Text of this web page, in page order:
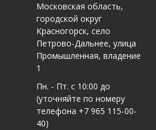
Московская область,
городской округ
Красногорск, село
Петрово-Дальнее, улица
Промышленная, владение
1
Пн. - Пт. с 10:00 до
(уточняйте по номеру
телефона +7 965 115-00-
40)